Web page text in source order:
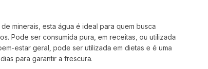
minerais, esta água é ideal para quem busca
Pode ser consumida pura, em receitas, ou utilizada
estar geral, pode ser utilizada em dietas e é uma
para garantir a frescura.